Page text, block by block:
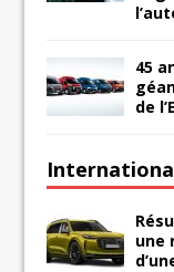
45
de
une